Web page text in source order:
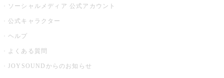
ソーシャルメディア 公式アカウント
公式キャラクター
ヘルプ
よくある質問
JOYSOUNDからのお知らせ